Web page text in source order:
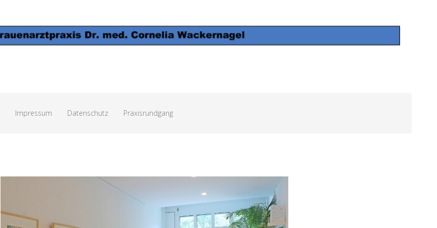
Impressum Datenschutz Praxisrundgang